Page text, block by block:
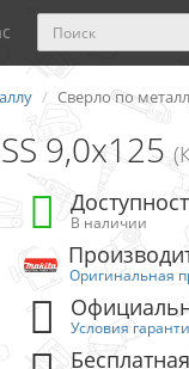
Сверло по
9,0x125
В наличии
Оригинальная
Условия